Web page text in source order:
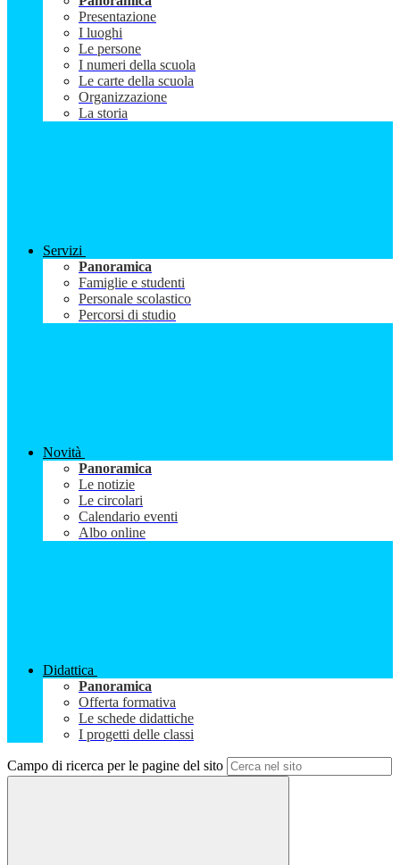
Presentazione
I luoghi
Le persone
I numeri della scuola
Le carte della scuola
Organizzazione
La storia
Servizi
Panoramica
Famiglie e studenti
Personale scolastico
Percorsi di studio
Novità
Panoramica
Le notizie
Le circolari
Calendario eventi
Albo online
Didattica
Panoramica
Offerta formativa
Le schede didattiche
I progetti delle classi
Campo di ricerca per le pagine del sito